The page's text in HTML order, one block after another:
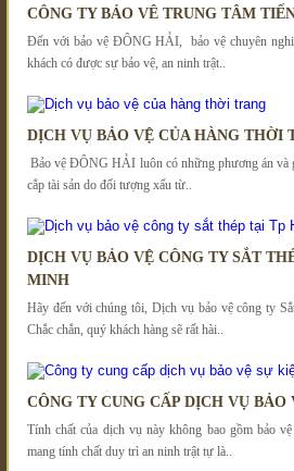
CÔNG TY BẢO VÊ TRUNG TÂM
Đến với bảo vệ ĐÔNG HẢI, bảo vệ chuyên
khách có được sự bảo vệ, an ninh trật..
DỊCH VỤ BẢO VỆ CỦA HÀNG THỜI
Bảo vệ ĐÔNG HẢI luôn có những phương án và
cắp tài sản do đối tượng xấu từ..
DỊCH VỤ BẢO VỆ CÔNG TY SẮT
MINH
Hãy đến với chúng tôi, Dịch vụ bảo vệ công ty
Chắc chắn, quý khách hàng sẽ rất hài..
CÔNG TY CUNG CẤP DỊCH VỤ BẢO
Tính chất của dịch vụ này không bao gồm bảo
mang tính chất duy trì an ninh trật tự là..